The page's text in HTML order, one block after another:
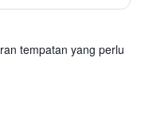
tempatan yang perlu